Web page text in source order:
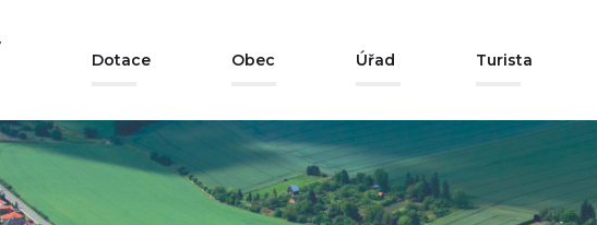
Dotace Obec Úřad Turista